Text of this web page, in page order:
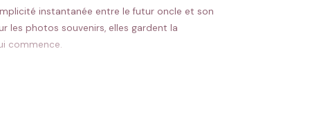
instantanée entre le futur oncle et son
les photos souvenirs, elles gardent la
commence.